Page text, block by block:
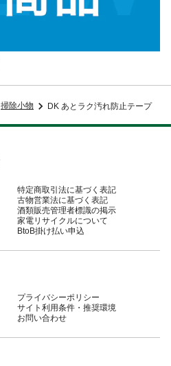
掃除小物 DK あとラク汚れ防止テープ
特定商取引法に基づく表記
古物営業法に基づく表記
酒類販売管理者標識の掲示
家電リサイクルについて
BtoB掛け払い申込
プライバシーポリシー
サイト利用条件・推奨環境
お問い合わせ